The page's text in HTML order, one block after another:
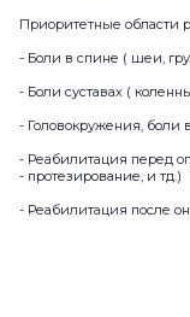
Приоритетные области
- Боли в спине ( шеи,
- Боли суставах (
- Головокружения, боли
- Реабилитация перед
- протезирование, и тд.)
- Реабилитация после